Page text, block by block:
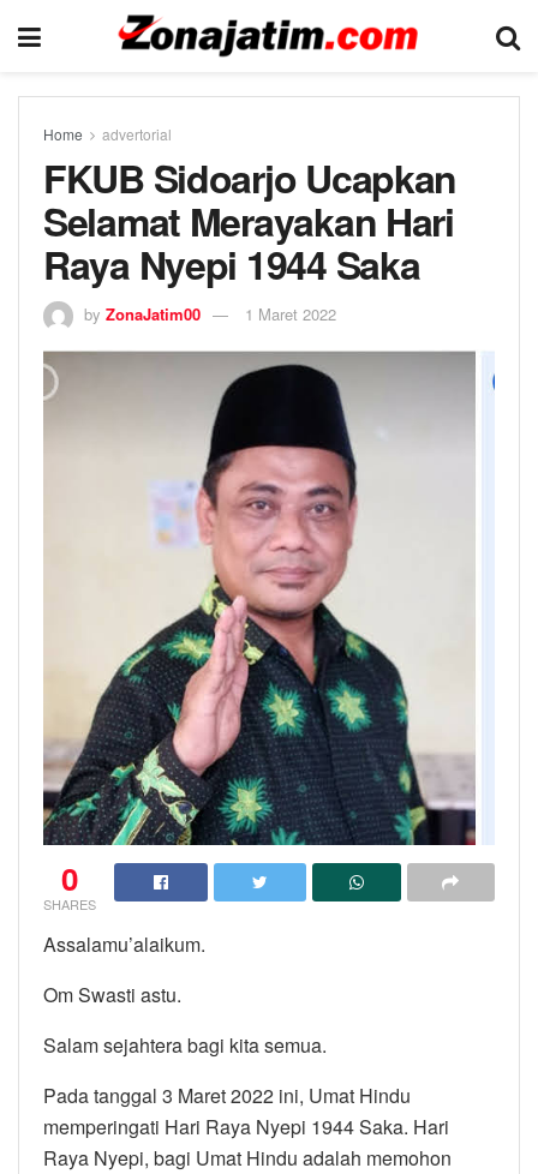
Home advertorial
FKUB Sidoarjo Ucapkan
Selamat Merayakan Hari
Raya Nyepi 1944 Saka
by ZonaJatim00 1 Maret 2022
0
SHARES
Assalamu’alaikum.
Om Swasti astu.
Salam sejahtera bagi kita semua.
Pada tanggal 3 Maret 2022 ini, Umat Hindu
memperingati Hari Raya Nyepi 1944 Saka. Hari
Raya Nyepi, bagi Umat Hindu adalah memohon